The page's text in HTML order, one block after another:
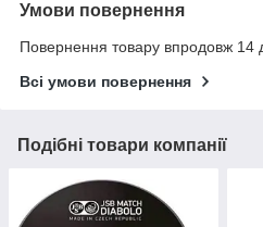
Умови повернення
Повернення товару впродовж 14
Всі умови повернення
Подібні товари компанії